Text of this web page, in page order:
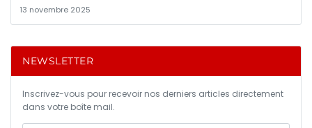
13 novembre 2025
NEWSLETTER
Inscrivez-vous pour recevoir nos derniers articles directement
dans votre boîte mail.